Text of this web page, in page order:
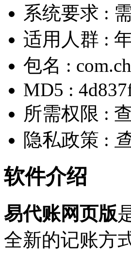
系统要求 :
适用人群 :
包名 :
MD5 :
所需权限 :
隐私政策 :
软件介绍
易代账网页版
全新的记账方